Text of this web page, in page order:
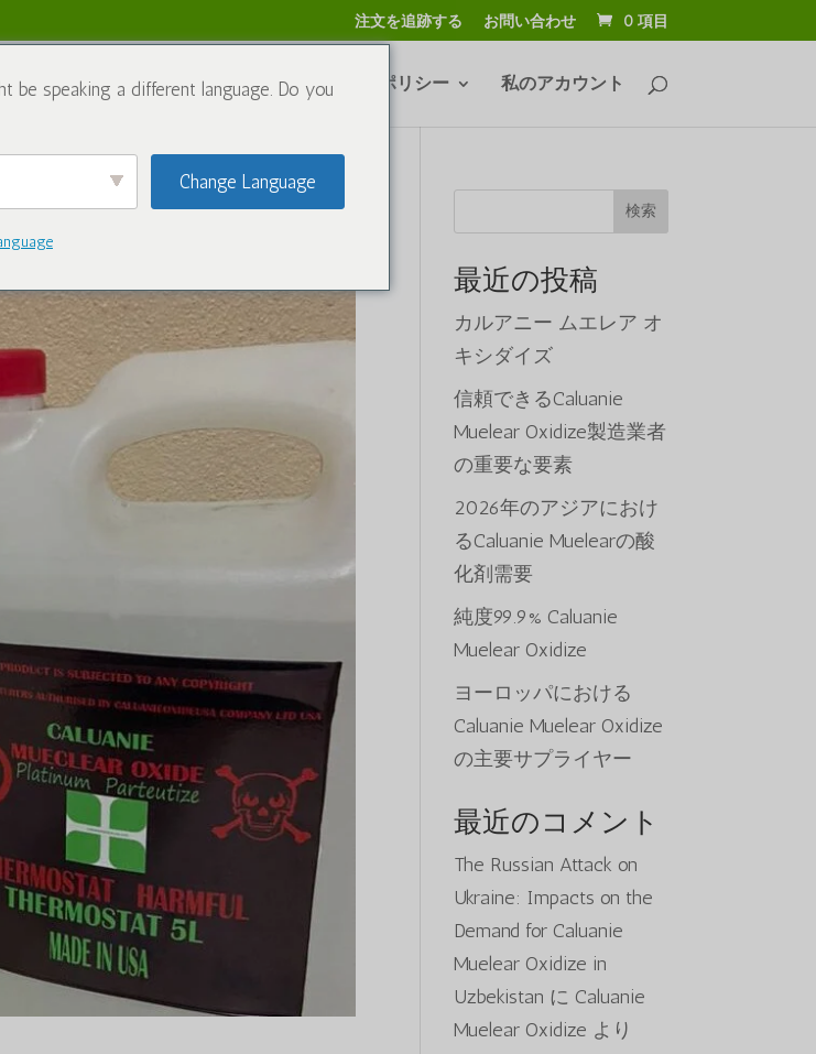
注文を追跡する お問い合わせ 0 項目
ブログ お問い合わせ 返金および返品ポリシー 私のアカウント
検索
最近の投稿
カルアニー ムエレア オ
キシダイズ
信頼できるCaluanie
Muelear Oxidize製造業者
の重要な要素
2026年のアジアにおけ
るCaluanie Muelearの酸
化剤需要
純度99.9% Caluanie
Muelear Oxidize
ヨーロッパにおける
Caluanie Muelear Oxidize
の主要サプライヤー
最近のコメント
The Russian Attack on
Ukraine: Impacts on the
Demand for Caluanie
Muelear Oxidize in
Uzbekistan に Caluanie
Muelear Oxidize より
be speaking a different language. Do you
Change Language